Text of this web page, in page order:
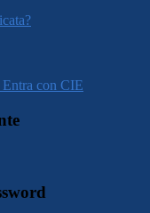
Entra con CIE